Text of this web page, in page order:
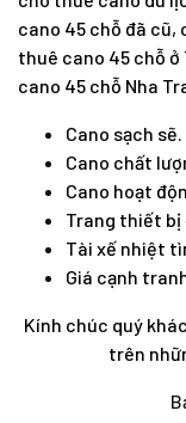
cano 45 chỗ đã cũ,
thuê cano 45 chỗ
cano 45 chỗ Nha
Cano sạch sẽ.
Cano chất
Cano hoạt
Trang thiết bị
Tài xế nhiệt
Giá cạnh
Kính chúc quý
trên